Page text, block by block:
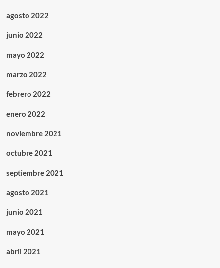
agosto 2022
junio 2022
mayo 2022
marzo 2022
febrero 2022
enero 2022
noviembre 2021
octubre 2021
septiembre 2021
agosto 2021
junio 2021
mayo 2021
abril 2021